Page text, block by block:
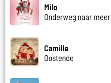
Milo
Onderweg naar meer
Camille
Oostende